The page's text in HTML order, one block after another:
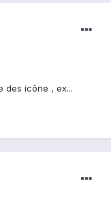
des icône , ex...